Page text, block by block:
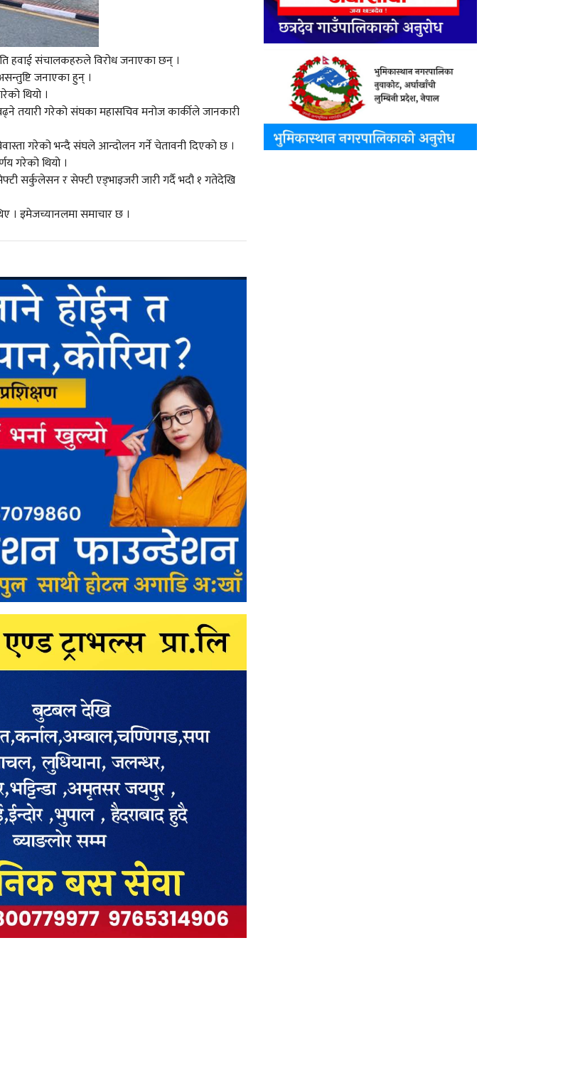
हवाई संचालकहरुले विरोध जनाएका छन् ।
जनाएका हुन् ।
थियो ।
तयारी गरेको संघका महासचिव मनोज कार्कीले जानकारी
गरेको भन्दै संघले आन्दोलन गर्ने चेतावनी दिएको छ ।
गरेको थियो ।
सर्कुलेसन र सेफ्टी एड्भाइजरी जारी गर्दै भदौ १ गतेदेखि
। इमेजच्यानलमा समाचार छ ।